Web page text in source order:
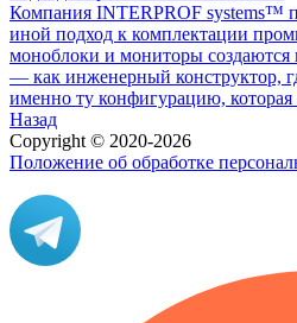
Компания INTERPROF systems™
иной подход к комплектации
моноблоки и мониторы
— как инженерный конструктор,
именно ту конфигурацию, которая
Назад
Copyright © 2020-2026
Положение об обработке